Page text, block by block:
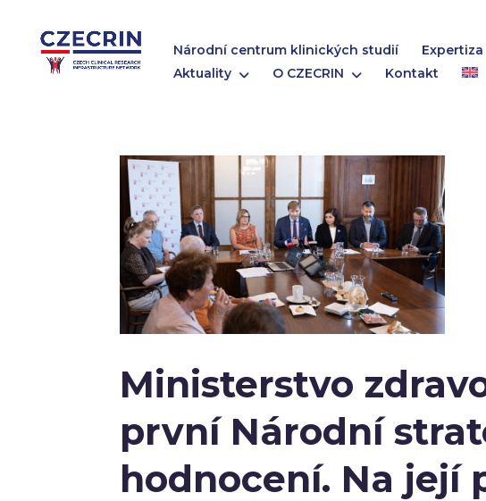
Národní centrum klinických studií
Aktuality
O CZECRIN Kontakt
Ministerstvo
první Národní
hodnocení. Na její